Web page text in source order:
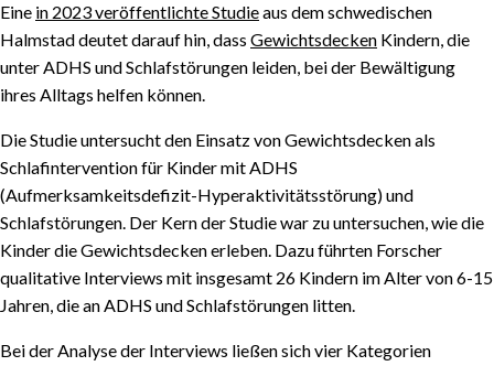
Eine in 2023 veröffentlichte Studieaus dem schwedischen
Halmstad deutet darauf hin, dass Gewichtsdecken Kindern, die
unter ADHS und Schlafstörungen leiden, bei der Bewältigung
ihres Alltags helfen können.
Die Studie untersucht den Einsatz von Gewichtsdecken als
Schlafintervention für Kinder mit ADHS
(Aufmerksamkeitsdefizit-Hyperaktivitätsstörung) und
Schlafstörungen. Der Kern der Studie war zu untersuchen, wie die
Kinder die Gewichtsdecken erleben. Dazu führten Forscher
qualitative Interviews mit insgesamt 26 Kindern im Alter von 6-15
Jahren, die an ADHS und Schlafstörungen litten.
Bei der Analyse der Interviews ließen sich vier Kategorien